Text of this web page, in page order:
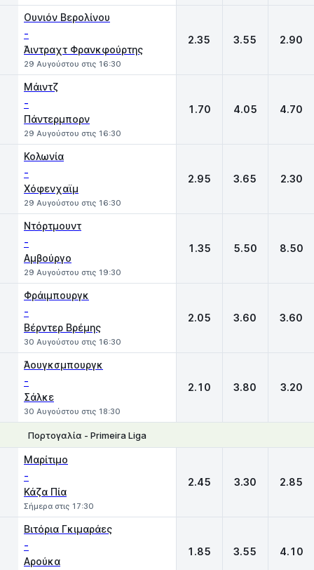
Ουνιόν Βερολίνου
-
Άιντραχτ Φρανκφούρτης
29 Αυγούστου στις 16:30
2.35 3.55 2.90
Μάιντζ
-
Πάντερμπορν
29 Αυγούστου στις 16:30
1.70 4.05 4.70
Κολωνία
-
Χόφενχαϊμ
29 Αυγούστου στις 16:30
2.95 3.65 2.30
Ντόρτμουντ
-
Αμβούργο
29 Αυγούστου στις 19:30
1.35 5.50 8.50
Φράιμπουργκ
-
Βέρντερ Βρέμης
30 Αυγούστου στις 16:30
2.05 3.60 3.60
Άουγκσμπουργκ
-
Σάλκε
30 Αυγούστου στις 18:30
2.10 3.80 3.20
Πορτογαλία - Primeira Liga
Μαρίτιμο
-
Κάζα Πία
Σήμερα στις 17:30
2.45 3.30 2.85
Βιτόρια Γκιμαράες
-
Αρούκα
1.85 3.55 4.10